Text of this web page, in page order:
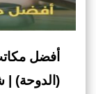
أفضل
(الدوحة)